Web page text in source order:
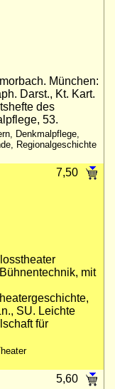
München:
Darst., Kt. Kart.
des
53.
Denkmalpflege,
Regionalgeschichte
mit
SU. Leichte
für
7,50
5,60